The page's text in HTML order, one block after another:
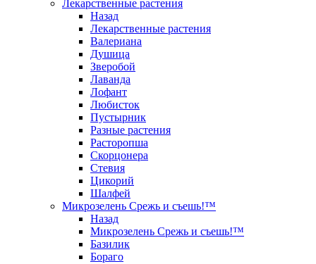
Лекарственные растения
Назад
Лекарственные растения
Валериана
Душица
Зверобой
Лаванда
Лофант
Любисток
Пустырник
Разные растения
Расторопша
Скорцонера
Стевия
Цикорий
Шалфей
Микрозелень Срежь и съешь!™
Назад
Микрозелень Срежь и съешь!™
Базилик
Бораго